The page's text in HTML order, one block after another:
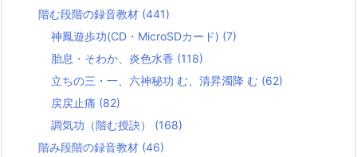
階む段階の録音教材 (441)
神鳳遊歩功(CD・MicroSDカード) (7)
胎息・そわか、炎色水香 (118)
立ちの三・一、六神秘功 む、清昇濁降 む (62)
戻戻止痛 (82)
調気功（階む授訣） (168)
階み段階の録音教材 (46)